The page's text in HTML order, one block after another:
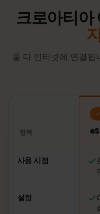
크로아티
둘 다 인터넷에 연결됩
항목
사용 시점
설정